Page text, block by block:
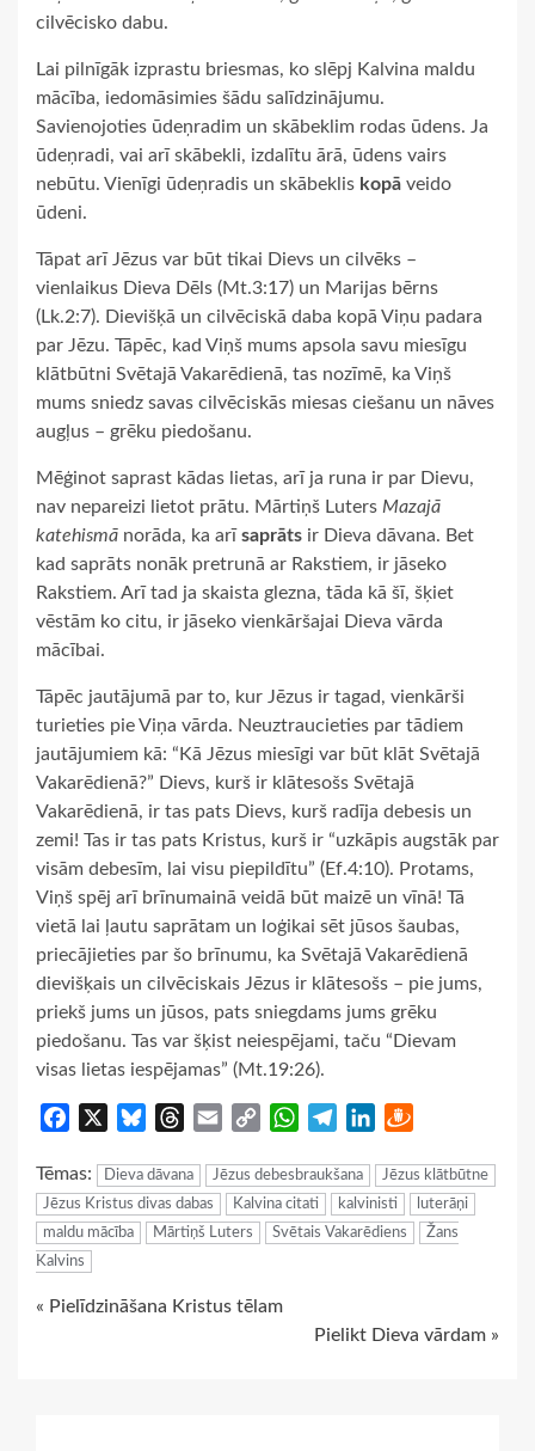
cilvēcisko dabu.
Lai pilnīgāk izprastu briesmas, ko slēpj Kalvina maldu
mācība, iedomāsimies šādu salīdzinājumu.
Savienojoties ūdeņradim un skābeklim rodas ūdens. Ja
ūdeņradi, vai arī skābekli, izdalītu ārā, ūdens vairs
nebūtu. Vienīgi ūdeņradis un skābeklis kopā veido
ūdeni.
Tāpat arī Jēzus var būt tikai Dievs un cilvēks –
vienlaikus Dieva Dēls (Mt.3:17) un Marijas bērns
(Lk.2:7). Dievišķā un cilvēciskā daba kopā Viņu padara
par Jēzu. Tāpēc, kad Viņš mums apsola savu miesīgu
klātbūtni Svētajā Vakarēdienā, tas nozīmē, ka Viņš
mums sniedz savas cilvēciskās miesas ciešanu un nāves
augļus – grēku piedošanu.
Mēģinot saprast kādas lietas, arī ja runa ir par Dievu,
nav nepareizi lietot prātu. Mārtiņš Luters Mazajā
katehismā norāda, ka arīsaprāts ir Dieva dāvana. Bet
kad saprāts nonāk pretrunā ar Rakstiem, ir jāseko
Rakstiem. Arī tad ja skaista glezna, tāda kā šī, šķiet
vēstām ko citu, ir jāseko vienkāršajai Dieva vārda
mācībai.
Tāpēc jautājumā par to, kur Jēzus ir tagad, vienkārši
turieties pie Viņa vārda. Neuztraucieties par tādiem
jautājumiem kā: “Kā Jēzus miesīgi var būt klāt Svētajā
Vakarēdienā?” Dievs, kurš ir klātesošs Svētajā
Vakarēdienā, ir tas pats Dievs, kurš radīja debesis un
zemi! Tas ir tas pats Kristus, kurš ir “uzkāpis augstāk par
visām debesīm, lai visu piepildītu” (Ef.4:10). Protams,
Viņš spēj arī brīnumainā veidā būt maizē un vīnā! Tā
vietā lai ļautu saprātam un loģikai sēt jūsos šaubas,
priecājieties par šo brīnumu, ka Svētajā Vakarēdienā
dievišķais un cilvēciskais Jēzus ir klātesošs – pie jums,
priekš jums un jūsos, pats sniegdams jums grēku
piedošanu. Tas var šķist neiespējami, taču “Dievam
visas lietas iespējamas” (Mt.19:26).
Facebook BlueskyThreads
Email
Copy
WhatsApp
TelegramLinkedIn
Tēmas: Dieva dāvana Jēzus debesbraukšana
Jēzus klātbūtne
Jēzus Kristus divas dabas
Kalvina citati kalvinisti
luterāņi
maldu mācība
Mārtiņš Luters Svētais Vakarēdiens
Žans
Kalvins
Continue
« Pielīdzināšana Kristus tēlam
Pielikt Dieva vārdam »